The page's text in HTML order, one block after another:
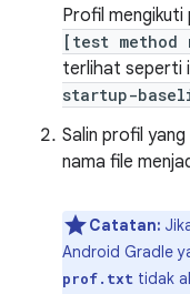
Profil mengikuti
[test method
terlihat seperti
startup-
Salin profil yang
nama file
Catatan:
Android Gradle
prof.txt tidak